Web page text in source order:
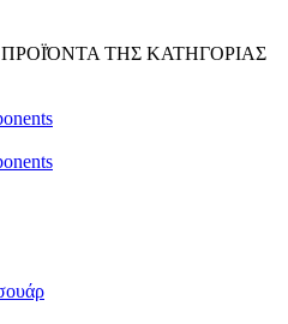
ΤΗΣ ΚΑΤΗΓΟΡΙΑΣ